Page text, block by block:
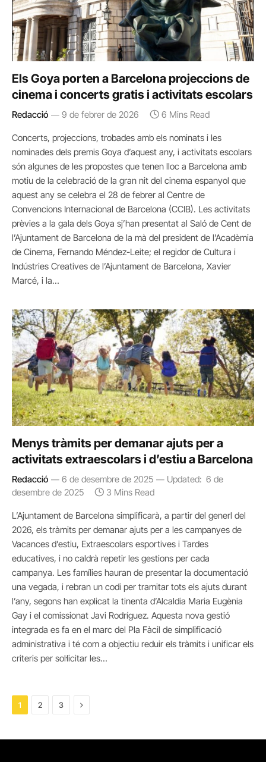
Els Goya porten a Barcelona projeccions de
cinema i concerts gratis i activitats escolars
Redacció 9 de febrer de 2026 6 Mins Read
Concerts, projeccions, trobades amb els nominats i les
nominades dels premis Goya d’aquest any, i activitats escolars
són algunes de les propostes que tenen lloc a Barcelona amb
motiu de la celebració de la gran nit del cinema espanyol que
aquest any se celebra el 28 de febrer al Centre de
Convencions Internacional de Barcelona (CCIB). Les activitats
prèvies a la gala dels Goya sj’han presentat al Saló de Cent de
l’Ajuntament de Barcelona de la mà del president de l’Acadèmia
de Cinema, Fernando Méndez-Leite; el regidor de Cultura i
Indústries Creatives de l’Ajuntament de Barcelona, Xavier
Marcé, i la…
Menys tràmits per demanar ajuts per a
activitats extraescolars i d’estiu a Barcelona
Redacció 6 de desembre de 2025 Updated: 6 de
desembre de 2025
3 Mins Read
L’Ajuntament de Barcelona simplificarà, a partir del generl del
2026, els tràmits per demanar ajuts per a les campanyes de
Vacances d’estiu, Extraescolars esportives i Tardes
educatives, i no caldrà repetir les gestions per cada
campanya. Les famílies hauran de presentar la documentació
una vegada, i rebran un codi per tramitar tots els ajuts durant
l’any, segons han explicat la tinenta d’Alcaldia Maria Eugènia
Gay i el comissionat Javi Rodríguez. Aquesta nova gestió
integrada es fa en el marc del Pla Fàcil de simplificació
administrativa i té com a objectiu reduir els tràmits i unificar els
criteris per sol·licitar les…
1 2 3 Next